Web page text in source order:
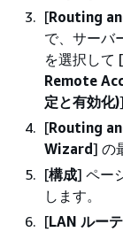
[Routing
で、サーバ
を選択して [
Remote
定と有効化)
[Routing
Wizard] の
[構成] ペー
します。
[LAN ルー